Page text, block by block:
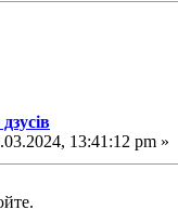
13:41:12 pm »